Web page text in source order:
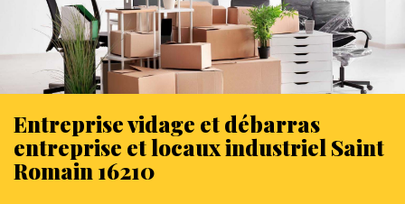
Entreprise vidage et débarras
entreprise et locaux industriel Saint
Romain 16210